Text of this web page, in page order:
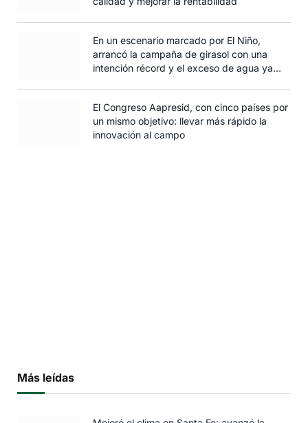
En un escenario marcado por El Niño,
arrancó la campaña de girasol con una
intención récord y el exceso de agua ya
El Congreso Aapresid, con cinco países por
un mismo objetivo: llevar más rápido la
innovación al campo
Más leídas